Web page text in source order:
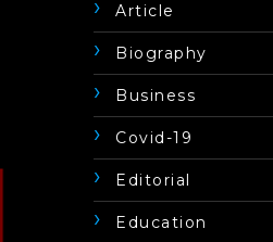
Article
Biography
Business
Covid-19
Editorial
Education